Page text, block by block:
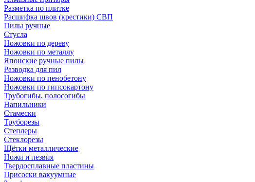
Разметка по плитке
Расшифка швов (крестики) СВП
Пилы ручные
Стусла
Ножовки по дереву
Ножовки по металлу
Японские ручные пилы
Разводка для пил
Ножовки по пенобетону
Ножовки по гипсокартону
Трубогибы, полосогибы
Напильники
Стамески
Труборезы
Степлеры
Стеклорезы
Щётки металлические
Ножи и лезвия
Твердосплавные пластины
Присоски вакуумные